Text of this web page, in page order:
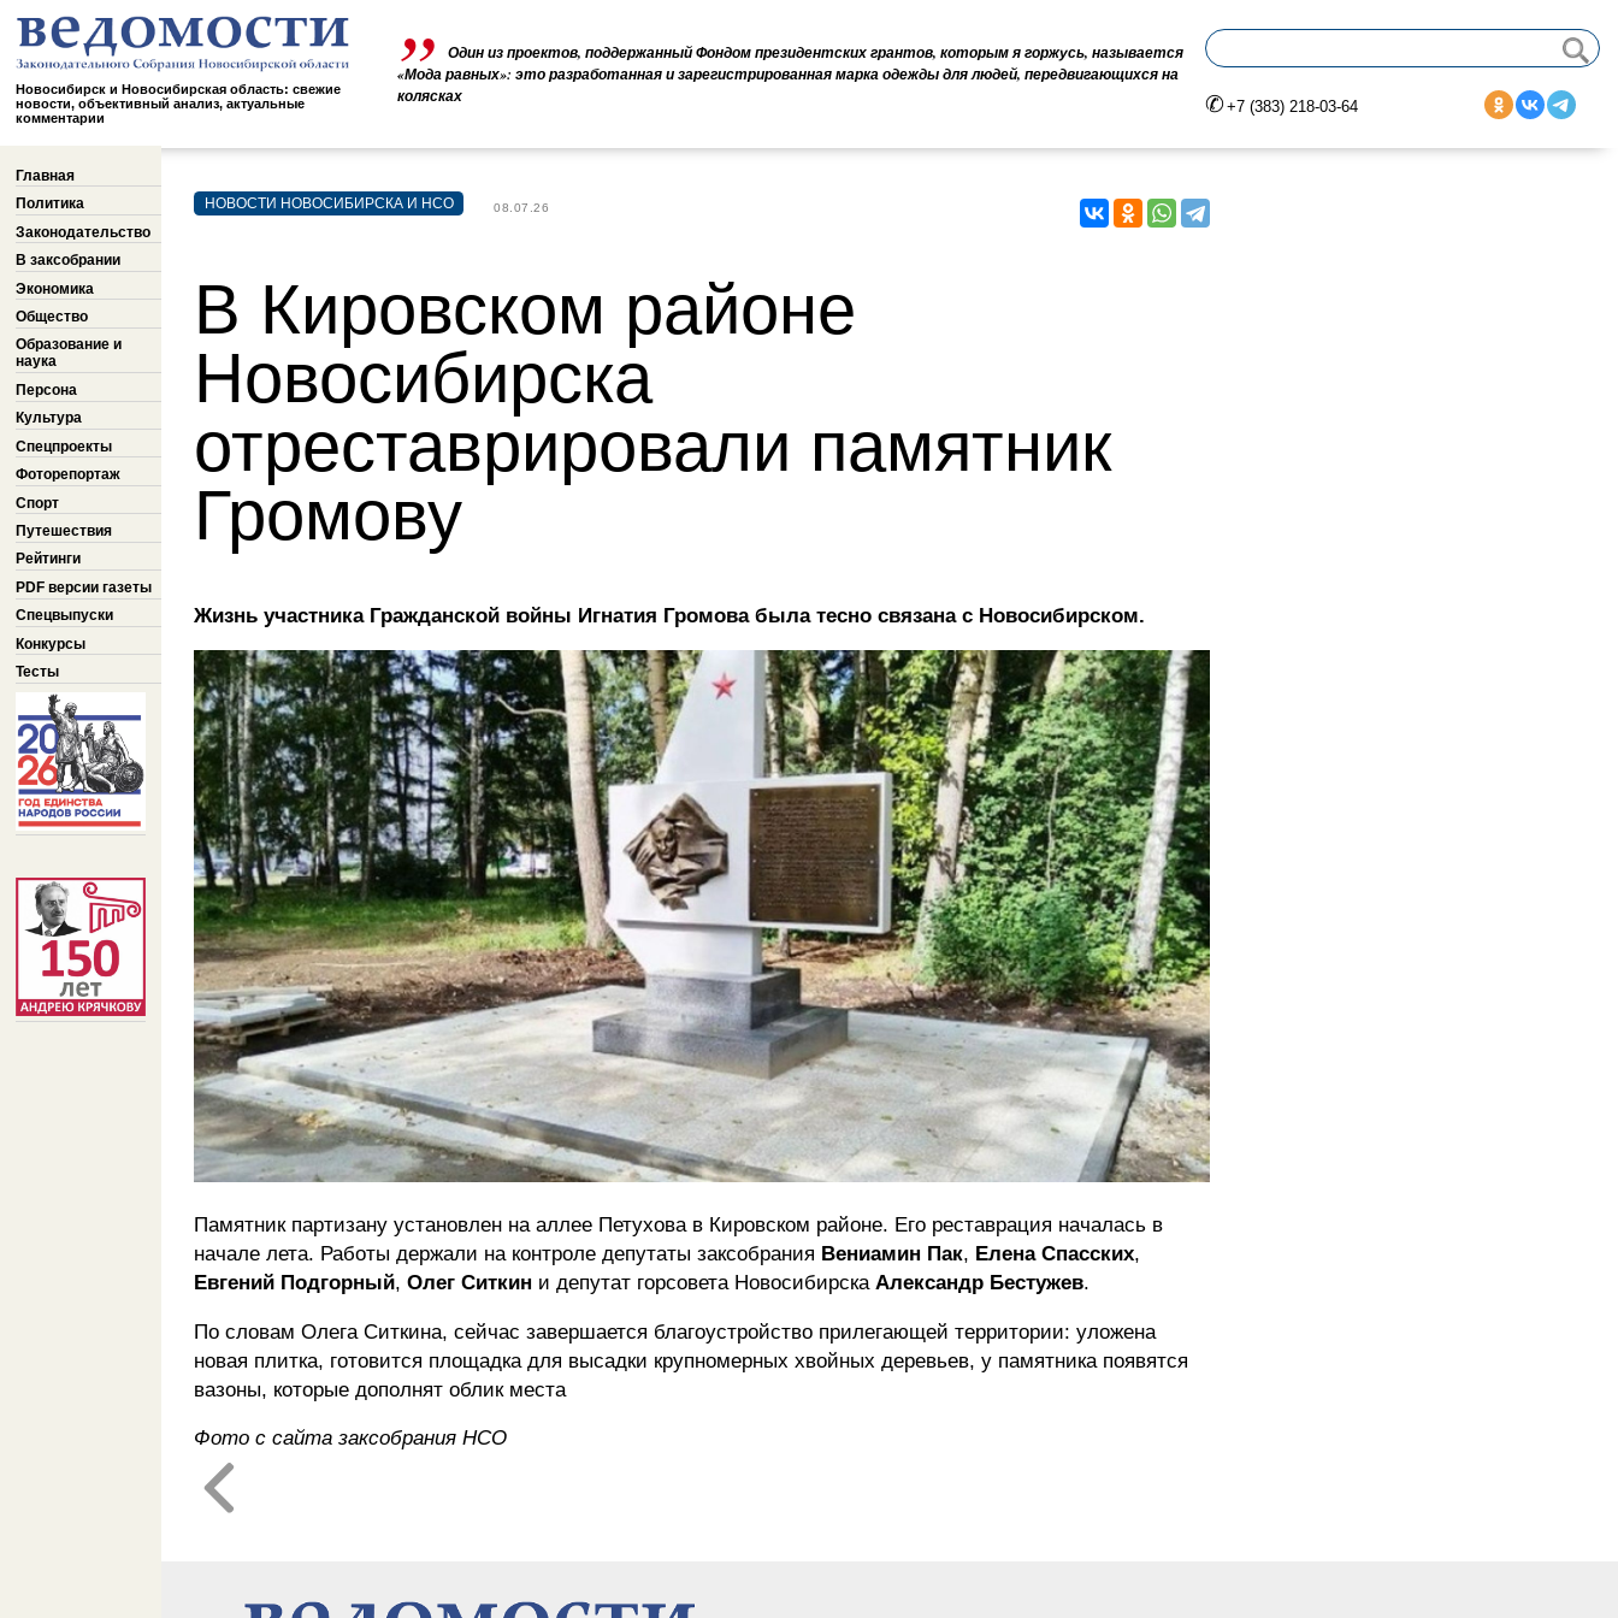
Новосибирск и Новосибирская область: свежие
новости, объективный анализ, актуальные
комментарии
Один из проектов, поддержанный Фондом президентских грантов, которым я горжусь, называется
«Мода равных»: это разработанная и зарегистрированная марка одежды для людей, передвигающихся на
колясках
+7 (383) 218-03-64
Главная
Политика
Законодательство
В заксобрании
Экономика
Общество
Образование и
наука
Персона
Культура
Спецпроекты
Фоторепортаж
Спорт
Путешествия
Рейтинги
PDF версии газеты
Спецвыпуски
Конкурсы
Тесты
НОВОСТИ НОВОСИБИРСКА И НСО 08.07.26
В Кировском районе
Новосибирска
отреставрировали памятник
Громову
Жизнь участника Гражданской войны Игнатия Громова была тесно связана с Новосибирском.
Памятник партизану установлен на аллее Петухова в Кировском районе. Его реставрация началась в
начале лета. Работы держали на контроле депутаты заксобрания Вениамин Пак, Елена Спасских,
Евгений Подгорный,Олег Ситкин и депутат горсовета Новосибирска Александр Бестужев.
По словам Олега Ситкина, сейчас завершается благоустройство прилегающей территории: уложена
новая плитка, готовится площадка для высадки крупномерных хвойных деревьев, у памятника появятся
вазоны, которые дополнят облик места
Фото с сайта заксобрания НСО